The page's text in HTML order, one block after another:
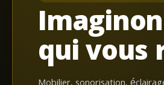
qui vous